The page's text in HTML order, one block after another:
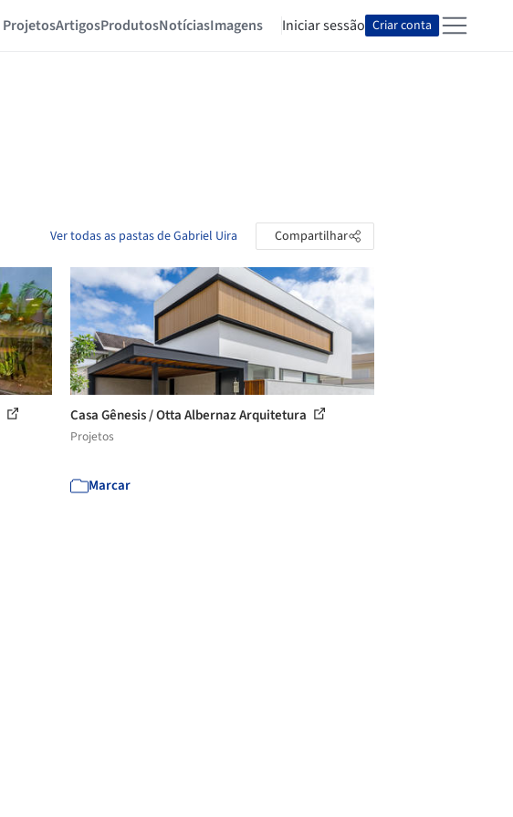
ProjetosArtigosProdutosNotíciasImagens Iniciar sessão Criar conta
Ver todas as pastas de Gabriel Uira Compartilhar
Casa Gênesis / Otta Albernaz Arquitetura
Projetos
Marcar